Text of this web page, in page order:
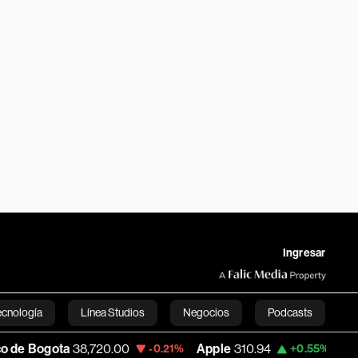
Ingresar
Línea Studios Negocios Podcasts
English-0.21% Apple 310.94 +0.55% USD COP